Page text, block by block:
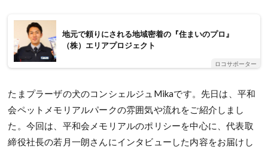
地元で頼りにされる地域密着の『住まいのプロ』
（株）エリアプロジェクト
ロコサポーター
たまプラーザの犬のコンシェルジュMikaです。先日は、平和
会ペットメモリアルパークの雰囲気や流れをご紹介しまし
た。今回は、平和会メモリアルのポリシーを中心に、代表取
締役社長の若月一朗さんにインタビューした内容をお届けし